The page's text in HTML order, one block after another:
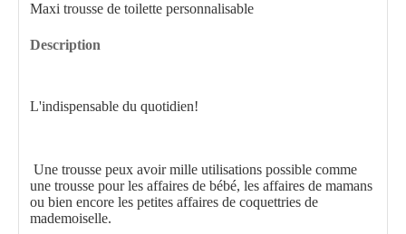
Maxi trousse de toilette personnalisable
Description
L'indispensable du quotidien!
Une trousse peux avoir mille utilisations possible comme
une trousse pour les affaires de bébé, les affaires de mamans
ou bien encore les petites affaires de coquettries de
mademoiselle.